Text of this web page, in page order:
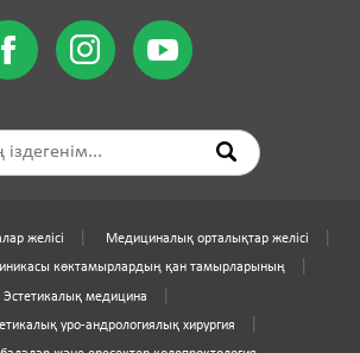
желісі Медициналық орталықтар желісі
көктамырлардың қан тамырларының
Эстетикалық медицина
уро-андрологиялық хирургия